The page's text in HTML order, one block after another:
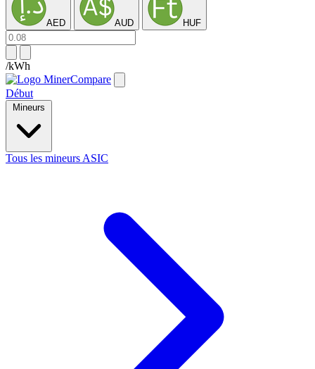
AED AUD HUF
/kWh
Début
Mineurs
Tous les mineurs ASIC